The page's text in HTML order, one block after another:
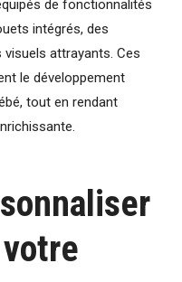
de fonctionnalités
intégrés, des
attrayants. Ces
le développement
tout en rendant